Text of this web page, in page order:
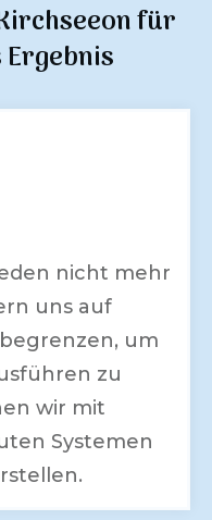
für
nicht mehr
uns auf
um
zu
wir mit
Systemen